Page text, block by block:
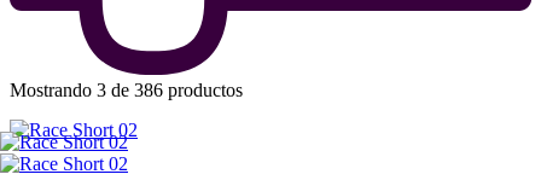
Mostrando 3 de 386 productos